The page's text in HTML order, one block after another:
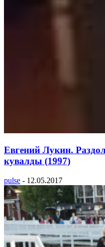
Евгений Лукин.
кувалды (1997)
pulse - 12.05.2017